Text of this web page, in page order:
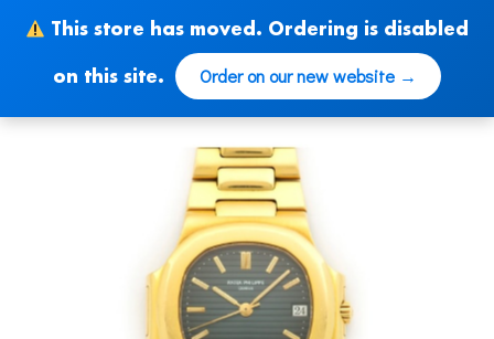
This store has moved. Ordering is disabled
on this site. Order on our new website →
content